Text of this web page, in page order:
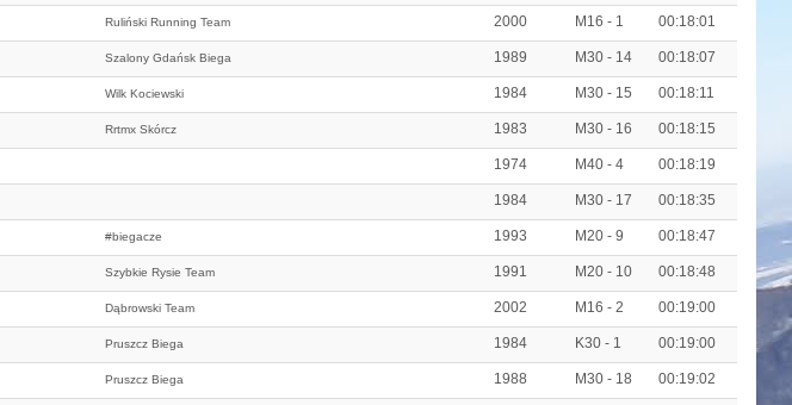
Ruliński Running Team 2000 M16 - 1 00:18:01
Szalony Gdańsk Biega 1989 M30 - 14 00:18:07
Wilk Kociewski 1984 M30 - 15 00:18:11
Rrtmx Skórcz 1983 M30 - 16 00:18:15
1974 M40 - 4 00:18:19
1984 M30 - 17 00:18:35
#biegacze 1993 M20 - 9 00:18:47
Szybkie Rysie Team 1991 M20 - 10 00:18:48
Dąbrowski Team 2002 M16 - 2 00:19:00
Pruszcz Biega 1984 K30 - 1 00:19:00
Pruszcz Biega 1988 M30 - 18 00:19:02